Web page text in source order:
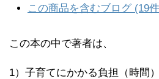
この商品を含むブログ (19
この本の中で著者は、
1）子育てにかかる負担（時間